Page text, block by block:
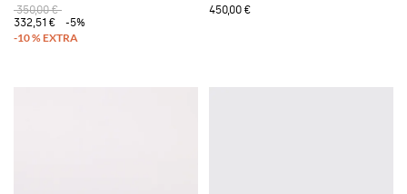
350,00 €
332,51 €
-5%
450,00 €